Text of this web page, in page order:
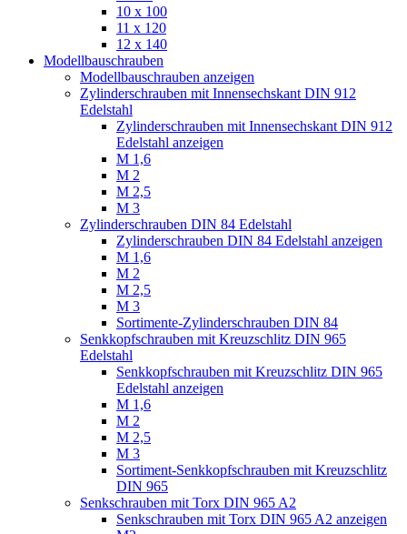
10 x 100
11 x 120
12 x 140
Modellbauschrauben
Modellbauschrauben anzeigen
Zylinderschrauben mit Innensechskant DIN 912
Edelstahl
Zylinderschrauben mit Innensechskant DIN 912
Edelstahl anzeigen
M 1,6
M 2
M 2,5
M 3
Zylinderschrauben DIN 84 Edelstahl
Zylinderschrauben DIN 84 Edelstahl anzeigen
M 1,6
M 2
M 2,5
M 3
Sortimente-Zylinderschrauben DIN 84
Senkkopfschrauben mit Kreuzschlitz DIN 965
Edelstahl
Senkkopfschrauben mit Kreuzschlitz DIN 965
Edelstahl anzeigen
M 1,6
M 2
M 2,5
M 3
Sortiment-Senkkopfschrauben mit Kreuzschlitz
DIN 965
Senkschrauben mit Torx DIN 965 A2
Senkschrauben mit Torx DIN 965 A2 anzeigen